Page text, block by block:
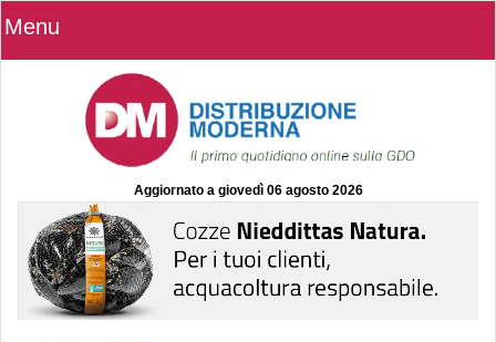
Menu
Aggiornato a giovedì 06 agosto 2026